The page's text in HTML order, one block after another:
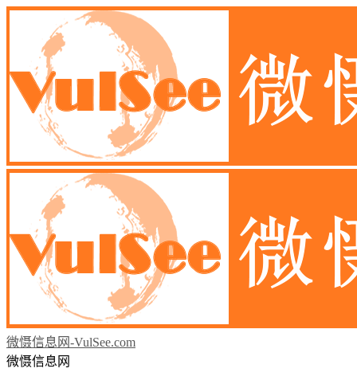
微慑信息网-VulSee.com
微慑信息网